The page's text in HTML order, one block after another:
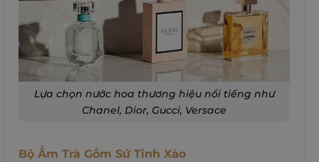
Lựa chọn nước hoa thương hiệu nổi tiếng như
Chanel, Dior, Gucci, Versace
Bộ Ấm Trà Gốm Sứ Tinh Xảo